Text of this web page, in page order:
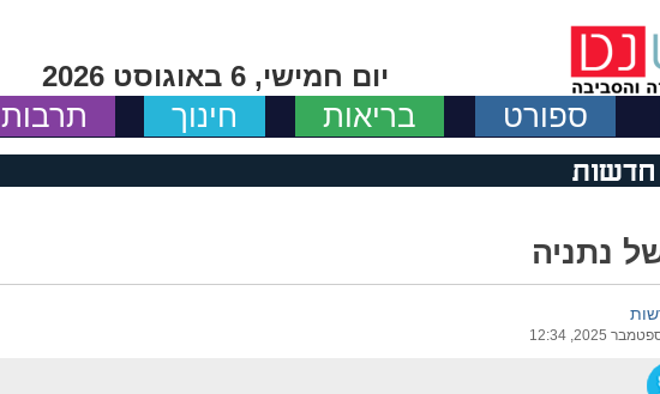
יום חמישי, 6 באוגוסט 2026
ספורט בריאות חינוך תרבות
נתניה